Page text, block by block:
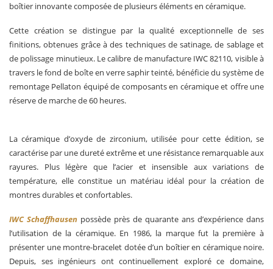
boîtier innovante composée de plusieurs éléments en céramique.
Cette création se distingue par la qualité exceptionnelle de ses
finitions, obtenues grâce à des techniques de satinage, de sablage et
de polissage minutieux. Le calibre de manufacture IWC 82110, visible à
travers le fond de boîte en verre saphir teinté, bénéficie du système de
remontage Pellaton équipé de composants en céramique et offre une
réserve de marche de 60 heures.
La céramique d’oxyde de zirconium, utilisée pour cette édition, se
caractérise par une dureté extrême et une résistance remarquable aux
rayures. Plus légère que l’acier et insensible aux variations de
température, elle constitue un matériau idéal pour la création de
montres durables et confortables.
IWC Schaffhausen possède près de quarante ans d’expérience dans
l’utilisation de la céramique. En 1986, la marque fut la première à
présenter une montre-bracelet dotée d’un boîtier en céramique noire.
Depuis, ses ingénieurs ont continuellement exploré ce domaine,